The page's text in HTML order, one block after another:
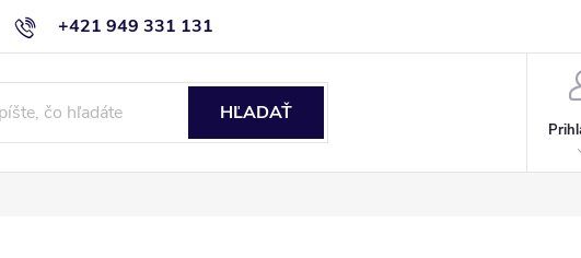
+421 949 331 131
Obchodné podmienky
HĽADAŤ